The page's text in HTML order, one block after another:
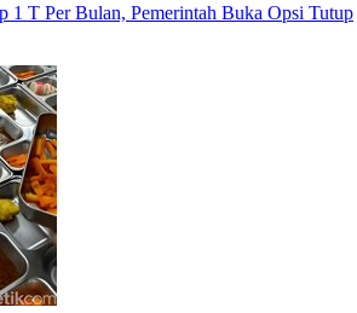
1 T Per Bulan, Pemerintah Buka Opsi Tutup